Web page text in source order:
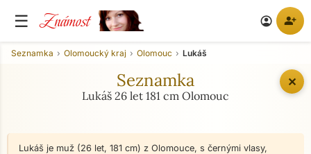
☰ Známost account_circle person_add
✕
Seznamka Olomoucký kraj Olomouc Lukáš
Seznamka
Lukáš 26 let 181 cm Olomouc
Lukáš je muž (26 let, 181 cm) z Olomouce, s černými vlasy,